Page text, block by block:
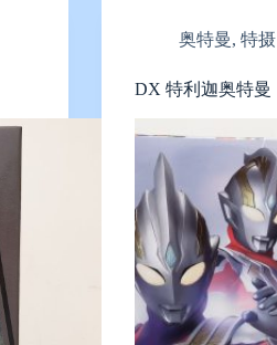
奥特曼,特摄
DX 特利迦奥特曼